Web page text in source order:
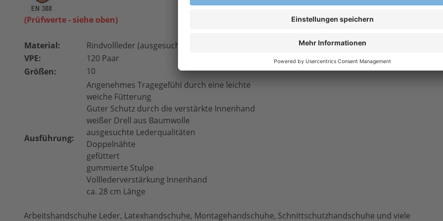
(Prüfwerte - siehe oben)
Material:
Rindvollleder (ausgesuchte Qualität)
VPE:
120 Paar
Größen:
10
Ausführung:
Angenehmes Tragegefühl durch eine leichte
weiche Fütterung
Guter Schutz durch die verstärkte Innenhand
weißer Drell aus Baumwolle
ausgesuchte Lederqualitäten
Doppelnähte
gefüttert
gummierte Stulpe
Volllederverstärkung Innenhand
ca. 28 cm Länge
Arbeitshandschuhe Leder, Latexhandschuhe, Montagehandschuhe, Schnittschutzhandschuhe und viele